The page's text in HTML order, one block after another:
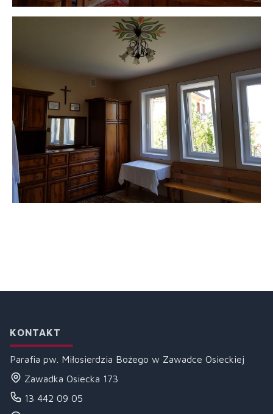
KONTAKT
Parafia pw. Miłosierdzia Bożego w Zawadce Osieckiej
Zawadka Osiecka 173
13 442 09 05